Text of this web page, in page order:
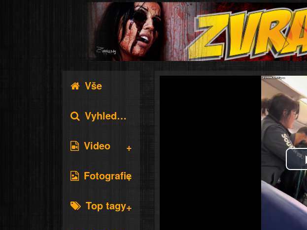
Vše
Vyhledávání
Video
Fotografie
Top tagy